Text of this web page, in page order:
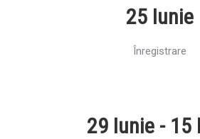
25 Iunie
Înregistrare
29 Iunie - 15